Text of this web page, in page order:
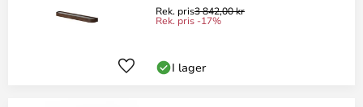
Rek. pris3 842,00 kr
Rek. pris -17%
I lager